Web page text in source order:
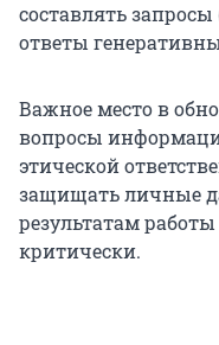
составлять
ответы
Важное место в
вопросы
этической
защищать личные
результатам
критически.